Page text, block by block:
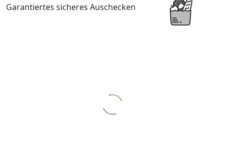
Garantiertes sicheres Auschecken